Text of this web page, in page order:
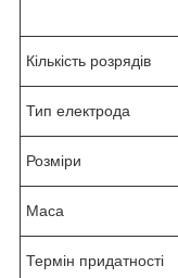
Кількість розрядів
Тип електрода
Розміри
Маса
Термін придатності